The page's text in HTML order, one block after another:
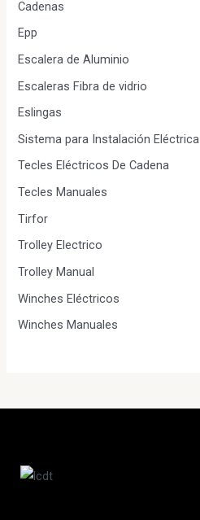
Cadenas
Epp
Escalera de Aluminio
Escaleras Fibra de vidrio
Eslingas
Sistema para Instalación Eléctrica
Tecles Eléctricos De Cadena
Tecles Manuales
Tirfor
Trolley Electrico
Trolley Manual
Winches Eléctricos
Winches Manuales